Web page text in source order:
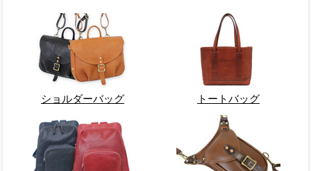
ショルダーバッグ トートバッグ